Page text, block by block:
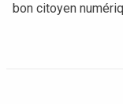
bon citoyen